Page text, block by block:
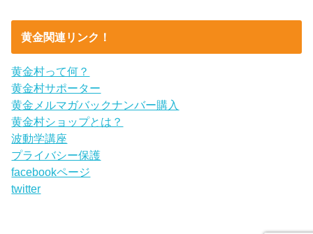
黄金関連リンク！
黄金村って何？
黄金村サポーター
黄金メルマガバックナンバー購入
黄金村ショップとは？
波動学講座
プライバシー保護
facebookページ
twitter